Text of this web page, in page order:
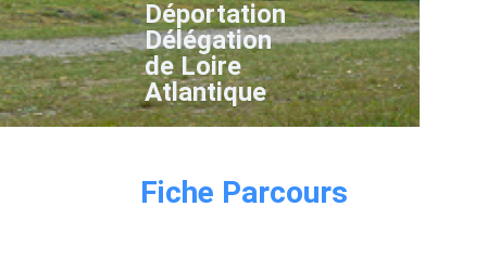
Déportation
Délégation
de Loire
Atlantique
Fiche Parcours